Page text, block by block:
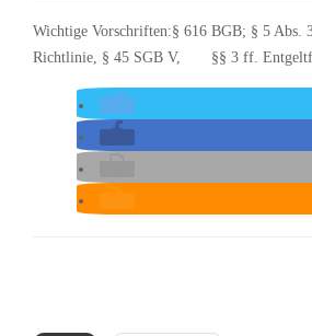
Wichtige Vorschriften:§ 616 BGB; § 5 Abs.
Richtlinie, § 45 SGB V, §§ 3 ff.